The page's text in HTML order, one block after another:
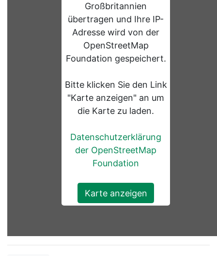
Großbritannien
übertragen und Ihre IP-
Adresse wird von der
OpenStreetMap
Foundation gespeichert.
Bitte klicken Sie den Link
"Karte anzeigen" an um
die Karte zu laden.
Datenschutzerklärung
der OpenStreetMap
Foundation
Karte anzeigen